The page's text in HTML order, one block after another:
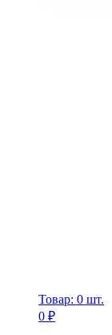
Товар: 0 шт.
0 ₽